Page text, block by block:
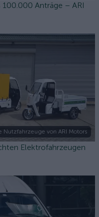
Anträge – ARI
Nutzfahrzeuge von ARI Motors
Elektrofahrzeugen